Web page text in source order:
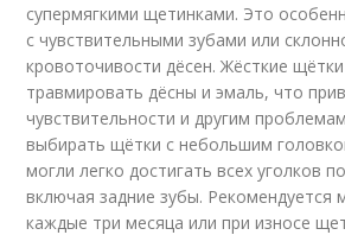
супермягкими щетинками. Это
с чувствительными зубами или
кровоточивости дёсен. Жёсткие
травмировать дёсны и эмаль, что
чувствительности и другим
выбирать щётки с небольшим
могли легко достигать всех уголков
включая задние зубы. Рекомендуется
каждые три месяца или при износе